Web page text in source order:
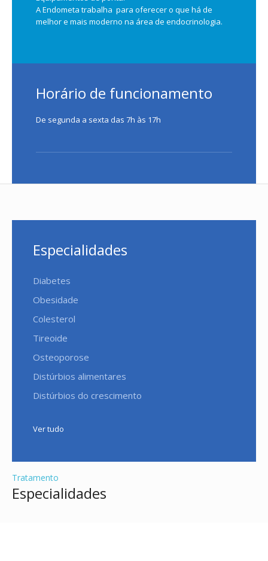
A Endometa trabalha para oferecer o que há de
melhor e mais moderno na área de endocrinologia.
Horário de funcionamento
De segunda a sexta das 7h às 17h
Especialidades
Diabetes
Obesidade
Colesterol
Tireoide
Osteoporose
Distúrbios alimentares
Distúrbios do crescimento
Ver tudo
Tratamento
Especialidades